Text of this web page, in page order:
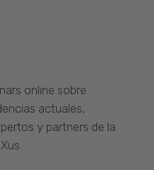
online sobre
actuales,
y partners de la